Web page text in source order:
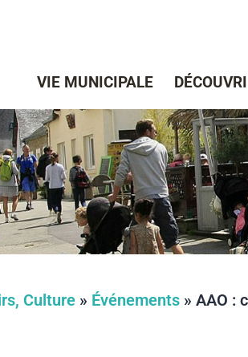
VIE MUNICIPALE
Culture » Événements » AAO :